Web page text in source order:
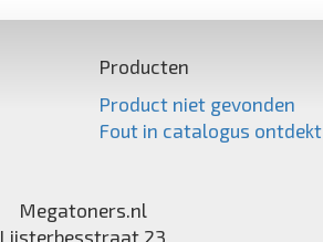
Producten
Product niet gevonden
Fout in catalogus ontdekt
Megatoners.nl
Lijsterbesstraat 23